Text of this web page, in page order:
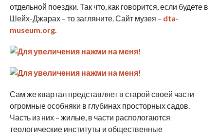
отдельной поездки. Так что, как говорится, если будете в
Шейх-Джарах – то загляните. Сайт музея – dta-
museum.org.
Сам же квартал представляет в старой своей части
огромные особняки в глубинах просторных садов.
Часть из них – жилые, в части распологаются
теологические институты и общественные